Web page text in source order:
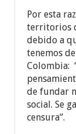
Por esta
territorios
debido a
tenemos
Colombia:
de fundar
social. Se
censura”.